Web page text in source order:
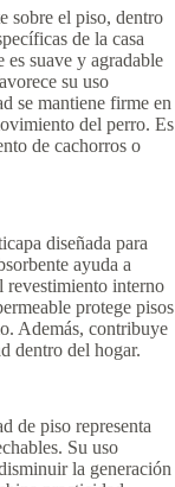
sobre el piso, dentro
de la casa
es suave y agradable
su uso
se mantiene firme en
del perro. Es
de cachorros o
diseñada para
ayuda a
revestimiento interno
protege pisos
Además, contribuye
dentro del hogar.
de piso representa
Su uso
la generación